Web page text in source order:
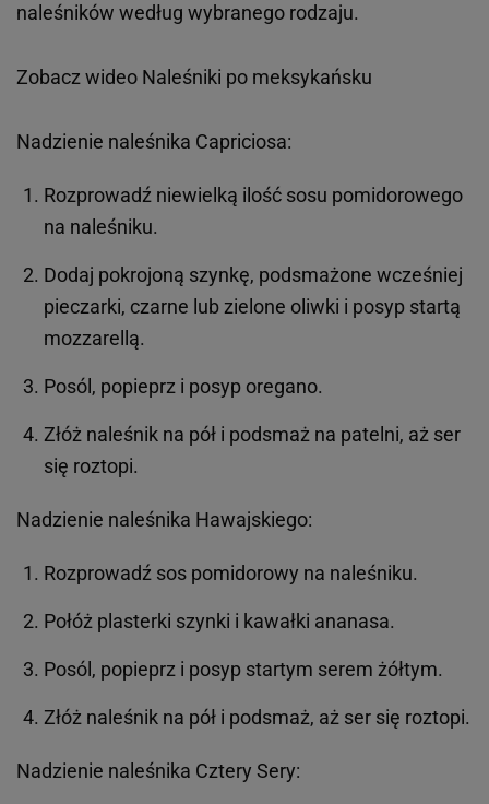
naleśników według wybranego rodzaju.
Zobacz wideo Naleśniki po meksykańsku
Nadzienie naleśnika Capriciosa:
Rozprowadź niewielką ilość sosu pomidorowego
na naleśniku.
Dodaj pokrojoną szynkę, podsmażone wcześniej
pieczarki, czarne lub zielone oliwki i posyp startą
mozzarellą.
Posól, popieprz i posyp oregano.
Złóż naleśnik na pół i podsmaż na patelni, aż ser
się roztopi.
Nadzienie naleśnika Hawajskiego:
Rozprowadź sos pomidorowy na naleśniku.
Połóż plasterki szynki i kawałki ananasa.
Posól, popieprz i posyp startym serem żółtym.
Złóż naleśnik na pół i podsmaż, aż ser się roztopi.
Nadzienie naleśnika Cztery Sery: